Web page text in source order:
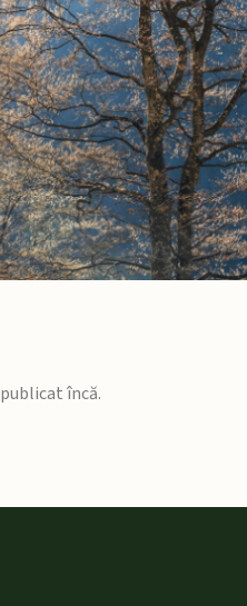
încă.